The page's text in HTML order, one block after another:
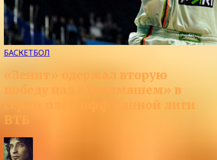
БАСКЕТБОЛ
«Зенит» одержал вторую
победу над «Уралмашем» в
серии плей‑офф Единой лиги
ВТБ